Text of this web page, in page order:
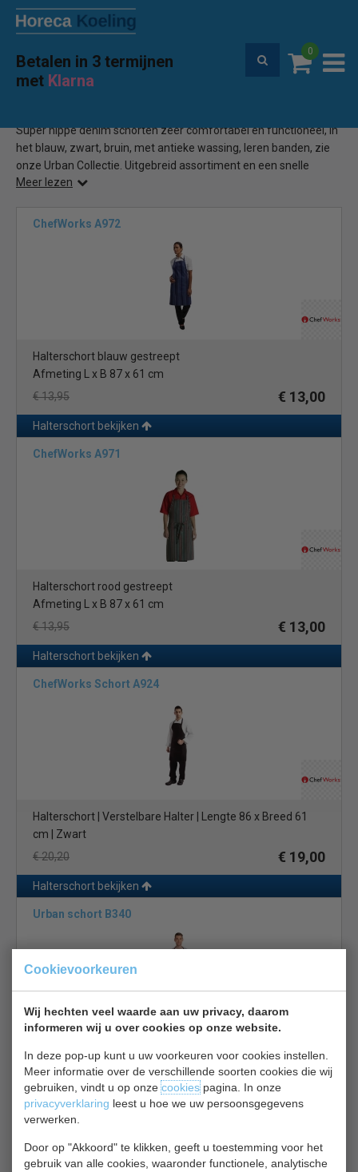
Cookievoorkeuren
Wij hechten veel waarde aan uw privacy, daarom
informeren wij u over cookies op onze website.
In deze pop-up kunt u uw voorkeuren voor cookies instellen.
Meer informatie over de verschillende soorten cookies die wij
gebruiken, vindt u op onzecookiespagina. In onze
privacyverklaring leest u hoe we uw persoonsgegevens
verwerken.
Door op "Akkoord" te klikken, geeft u toestemming voor het
gebruik van alle cookies, waaronder functionele, analytische
Betalen in 3 termijnen
met Klarna
0
Premium service en garantie
Home Denim schorten
Super hippe denim schorten zeer comfortabel en functioneel, in
het blauw, zwart, bruin, met antieke wassing, leren banden, zie
onze Urban Collectie. Uitgebreid assortiment en een snelle
levering. Bestel gemakkelijk online in onze webshop.
Meer lezen
ChefWorks A972
Halterschort blauw gestreept
Afmeting L x B 87 x 61 cm
€ 13,95
€ 13,00
Halterschort bekijken
ChefWorks A971
Halterschort rood gestreept
Afmeting L x B 87 x 61 cm
€ 13,95
€ 13,00
Halterschort bekijken
ChefWorks Schort A924
Halterschort | Verstelbare Halter | Lengte 86 x Breed 61
cm | Zwart
€ 20,20
€ 19,00
Halterschort bekijken
Urban schort B340
Verstelbare Halter
€ 41,00
€ 39,00
Halterschort bekijken
Urban Schort B721